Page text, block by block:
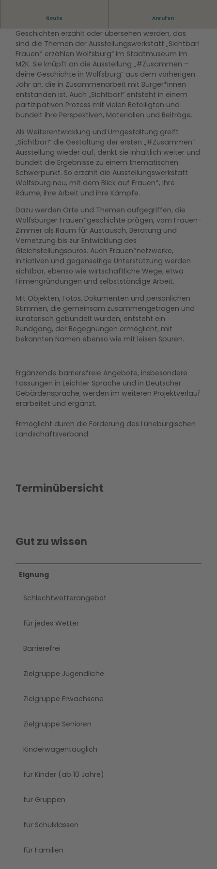
Route Anrufen
Geschichten erzählt oder übersehen werden, das
sind die Themen der Ausstellungswerkstatt „Sichtbar!
Frauen* erzählen Wolfsburg“ im Stadtmuseum im
M2K. Sie knüpft an die Ausstellung „#Zusammen –
deine Geschichte in Wolfsburg“ aus dem vorherigen
Jahr an, die in Zusammenarbeit mit Bürger*innen
entstanden ist. Auch „Sichtbar!“ entsteht in einem
partizipativen Prozess mit vielen Beteiligten und
bündelt ihre Perspektiven, Materialien und Beiträge.
Als Weiterentwicklung und Umgestaltung greift
„Sichtbar!“ die Gestaltung der ersten „#Zusammen“
Ausstellung wieder auf, denkt sie inhaltlich weiter und
bündelt die Ergebnisse zu einem thematischen
Schwerpunkt. So erzählt die Ausstellungswerkstatt
Wolfsburg neu, mit dem Blick auf Frauen*, ihre
Räume, ihre Arbeit und ihre Kämpfe.
Dazu werden Orte und Themen aufgegriffen, die
Wolfsburger Frauen*geschichte prägen, vom Frauen-
Zimmer als Raum für Austausch, Beratung und
Vernetzung bis zur Entwicklung des
Gleichstellungsbüros. Auch Frauen*netzwerke,
Initiativen und gegenseitige Unterstützung werden
sichtbar, ebenso wie wirtschaftliche Wege, etwa
Firmengründungen und selbstständige Arbeit.
Mit Objekten, Fotos, Dokumenten und persönlichen
Stimmen, die gemeinsam zusammengetragen und
kuratorisch gebündelt wurden, entsteht ein
Rundgang, der Begegnungen ermöglicht, mit
bekannten Namen ebenso wie mit leisen Spuren.
Ergänzende barrierefreie Angebote, insbesondere
Fassungen in Leichter Sprache und in Deutscher
Gebärdensprache, werden im weiteren Projektverlauf
erarbeitet und ergänzt.
Ermöglicht durch die Förderung des Lüneburgischen
Landschaftsverband.
Terminübersicht
Gut zu wissen
Eignung
Schlechtwetterangebot
für jedes Wetter
Barrierefrei
Zielgruppe Jugendliche
Zielgruppe Erwachsene
Zielgruppe Senioren
Kinderwagentauglich
für Kinder (ab 10 Jahre)
für Gruppen
für Schulklassen
für Familien